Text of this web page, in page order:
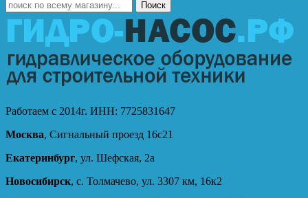
Работаем с 2014г. ИНН: 7725831647
Москва, Сигнальный проезд 16с21
Екатеринбург, ул. Шефская, 2а
Новосибирск, с. Толмачево, ул. 3307 км, 16к2